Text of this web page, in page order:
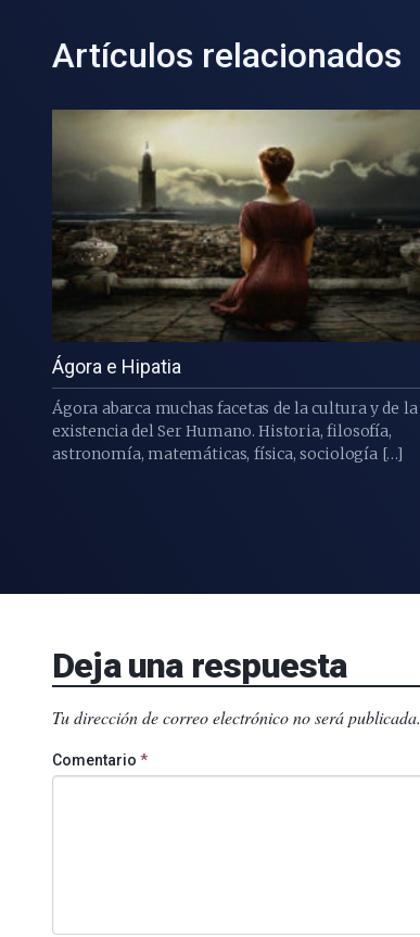
Artículos relacionados
Ágora e Hipatia
Ágora abarca muchas facetas de la cultura y de la
existencia del Ser Humano. Historia, filosofía,
astronomía, matemáticas, física, sociología […]
Deja una respuesta
Tu dirección de correo electrónico no será publicada.
Comentario *